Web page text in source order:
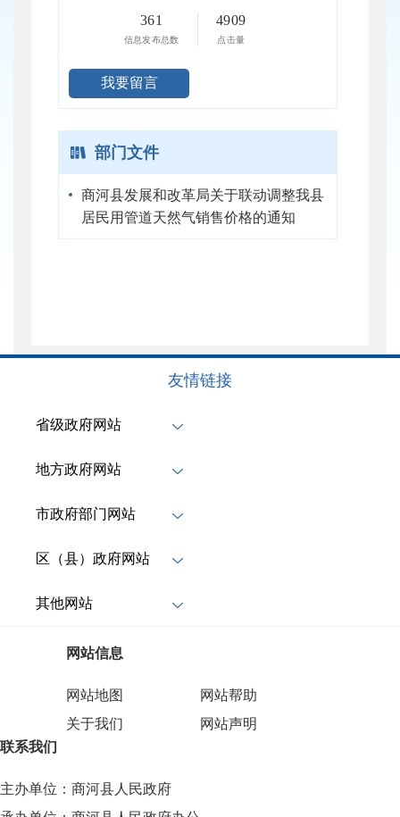
361
信息发布总数
4909
点击量
我要留言
部门文件
商河县发展和改革局关于联动调整我县
居民用管道天然气销售价格的通知
友情链接
省级政府网站
地方政府网站
市政府部门网站
区（县）政府网站
其他网站
网站信息
网站地图
网站帮助
关于我们
网站声明
联系我们
主办单位：商河县人民政府